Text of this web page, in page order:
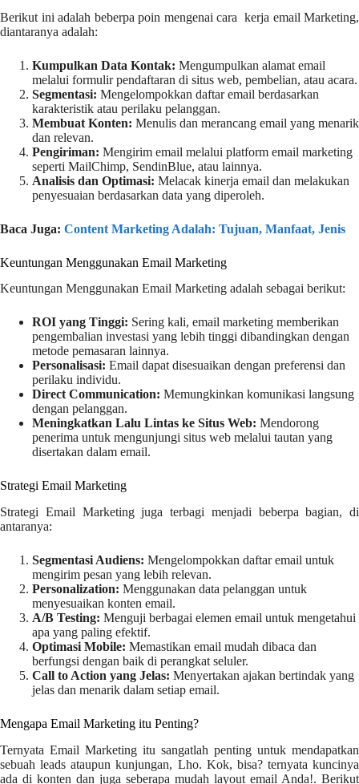
Berikut ini adalah beberpa poin mengenai cara kerja email Marketing,
diantaranya adalah:
Kumpulkan Data Kontak: Mengumpulkan alamat email
melalui formulir pendaftaran di situs web, pembelian, atau acara.
Segmentasi: Mengelompokkan daftar email berdasarkan
karakteristik atau perilaku pelanggan.
Membuat Konten: Menulis dan merancang email yang menarik
dan relevan.
Pengiriman: Mengirim email melalui platform email marketing
seperti MailChimp, SendinBlue, atau lainnya.
Analisis dan Optimasi: Melacak kinerja email dan melakukan
penyesuaian berdasarkan data yang diperoleh.
Baca Juga: Content Marketing Adalah: Tujuan, Manfaat, Jenis
Keuntungan Menggunakan Email Marketing
Keuntungan Menggunakan Email Marketing adalah sebagai berikut:
ROI yang Tinggi: Sering kali, email marketing memberikan
pengembalian investasi yang lebih tinggi dibandingkan dengan
metode pemasaran lainnya.
Personalisasi: Email dapat disesuaikan dengan preferensi dan
perilaku individu.
Direct Communication: Memungkinkan komunikasi langsung
dengan pelanggan.
Meningkatkan Lalu Lintas ke Situs Web: Mendorong
penerima untuk mengunjungi situs web melalui tautan yang
disertakan dalam email.
Strategi Email Marketing
Strategi Email Marketing juga terbagi menjadi beberpa bagian, di
antaranya:
Segmentasi Audiens: Mengelompokkan daftar email untuk
mengirim pesan yang lebih relevan.
Personalization: Menggunakan data pelanggan untuk
menyesuaikan konten email.
A/B Testing: Menguji berbagai elemen email untuk mengetahui
apa yang paling efektif.
Optimasi Mobile: Memastikan email mudah dibaca dan
berfungsi dengan baik di perangkat seluler.
Call to Action yang Jelas: Menyertakan ajakan bertindak yang
jelas dan menarik dalam setiap email.
Mengapa Email Marketing itu Penting?
Ternyata Email Marketing itu sangatlah penting untuk mendapatkan
sebuah leads ataupun kunjungan, Lho. Kok, bisa? ternyata kuncinya
ada di konten dan juga seberapa mudah layout email Anda!. Berikut